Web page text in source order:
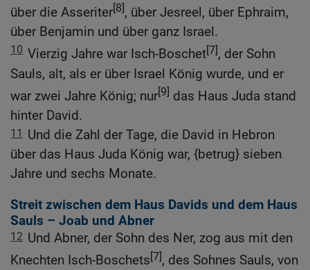
über die Asseriter[8], über Jesreel, über Ephraim,
über Benjamin und über ganz Israel.
10 Vierzig Jahre war Isch-Boschet[7], der Sohn
Sauls, alt, als er über Israel König wurde, und er
war zwei Jahre König; nur[9] das Haus Juda stand
hinter David.
11 Und die Zahl der Tage, die David in Hebron
über das Haus Juda König war, {betrug} sieben
Jahre und sechs Monate.
Streit zwischen dem Haus Davids und dem Haus
Sauls – Joab und Abner
12 Und Abner, der Sohn des Ner, zog aus mit den
Knechten Isch-Boschets[7], des Sohnes Sauls, von